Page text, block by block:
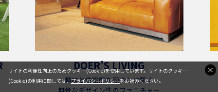
DOER’S LIVING
趣味と住空間を穏やかに繋ぐ
無骨なデザイン性のファニチャー
サイトの利便性向上のためクッキー(Cookie)を使用しています。サイトのクッキー
(Cookie)の利用に関しては、プライバシーポリシーをお読みください。